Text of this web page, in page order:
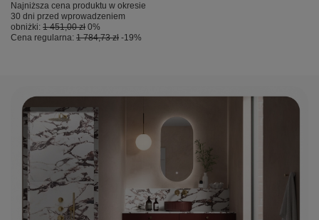
Najniższa cena produktu w okresie
30 dni przed wprowadzeniem
obniżki: 1 451,00 zł 0%
Cena regularna: 1 784,73 zł -19%